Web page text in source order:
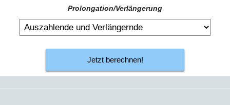
Prolongation/Verlängerung
Jetzt berechnen!